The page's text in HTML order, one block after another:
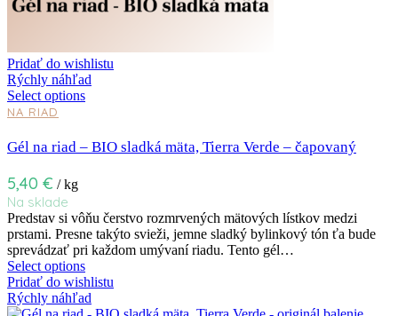
Pridať do wishlistu
Rýchly náhľad
Select options
NA RIAD
Gél na riad – BIO sladká mäta, Tierra Verde – čapovaný
5,40 € / kg
Na sklade
Predstav si vôňu čerstvo rozmrvených mätových lístkov medzi
prstami. Presne takýto svieži, jemne sladký bylinkový tón ťa bude
sprevádzať pri každom umývaní riadu. Tento gél…
Select options
Pridať do wishlistu
Rýchly náhľad